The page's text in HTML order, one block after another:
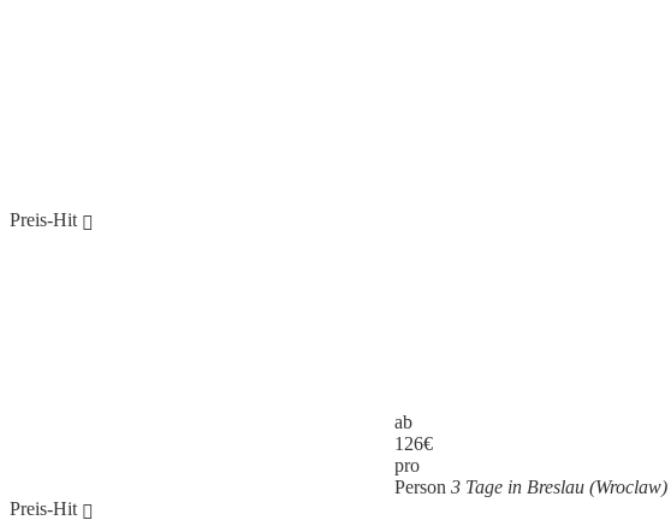
Preis-Hit
ab
126€
pro
Person 3 Tage in Breslau (Wroclaw)
Preis-Hit